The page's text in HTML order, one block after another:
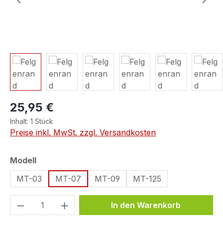
25,95 €
Inhalt: 1 Stück
Preise inkl. MwSt. zzgl. Versandkosten
Modellauswählen
MT-03
MT-07 MT-09 MT-125
Produkt Anzahl: Gib denIn den Warenkorb